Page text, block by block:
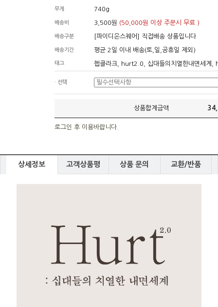
무게 740g
배송비 3,500원 (50,000원 이상 주문시 무료 )
배송구분 [파이디온스퀘어] 직접배송 상품입니다
배송기간 평균 2일 이내 배송(토,일,공휴일 제외)
태그 챕클라크, hurt2.0, 십대들의치열한내면세계,
· 선택
상품합계금액
로그인 후 이용바랍니다.
상세정보 고객상품평 상품 문의 교환/반품